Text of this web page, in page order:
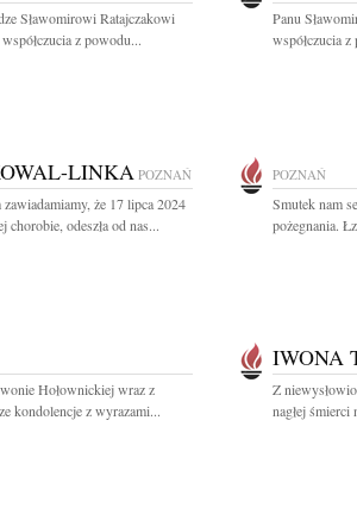
Sławomirowi Ratajczakowi
z powodu...
Panu
współczucia
LINKA POZNAŃ
że 17 lipca 2024
odeszła od nas...
POZNAŃ
Smutek nam
pożegnania.
Hołownickiej wraz z
kondolencje z wyrazami...
IWONA
Z
nagłej